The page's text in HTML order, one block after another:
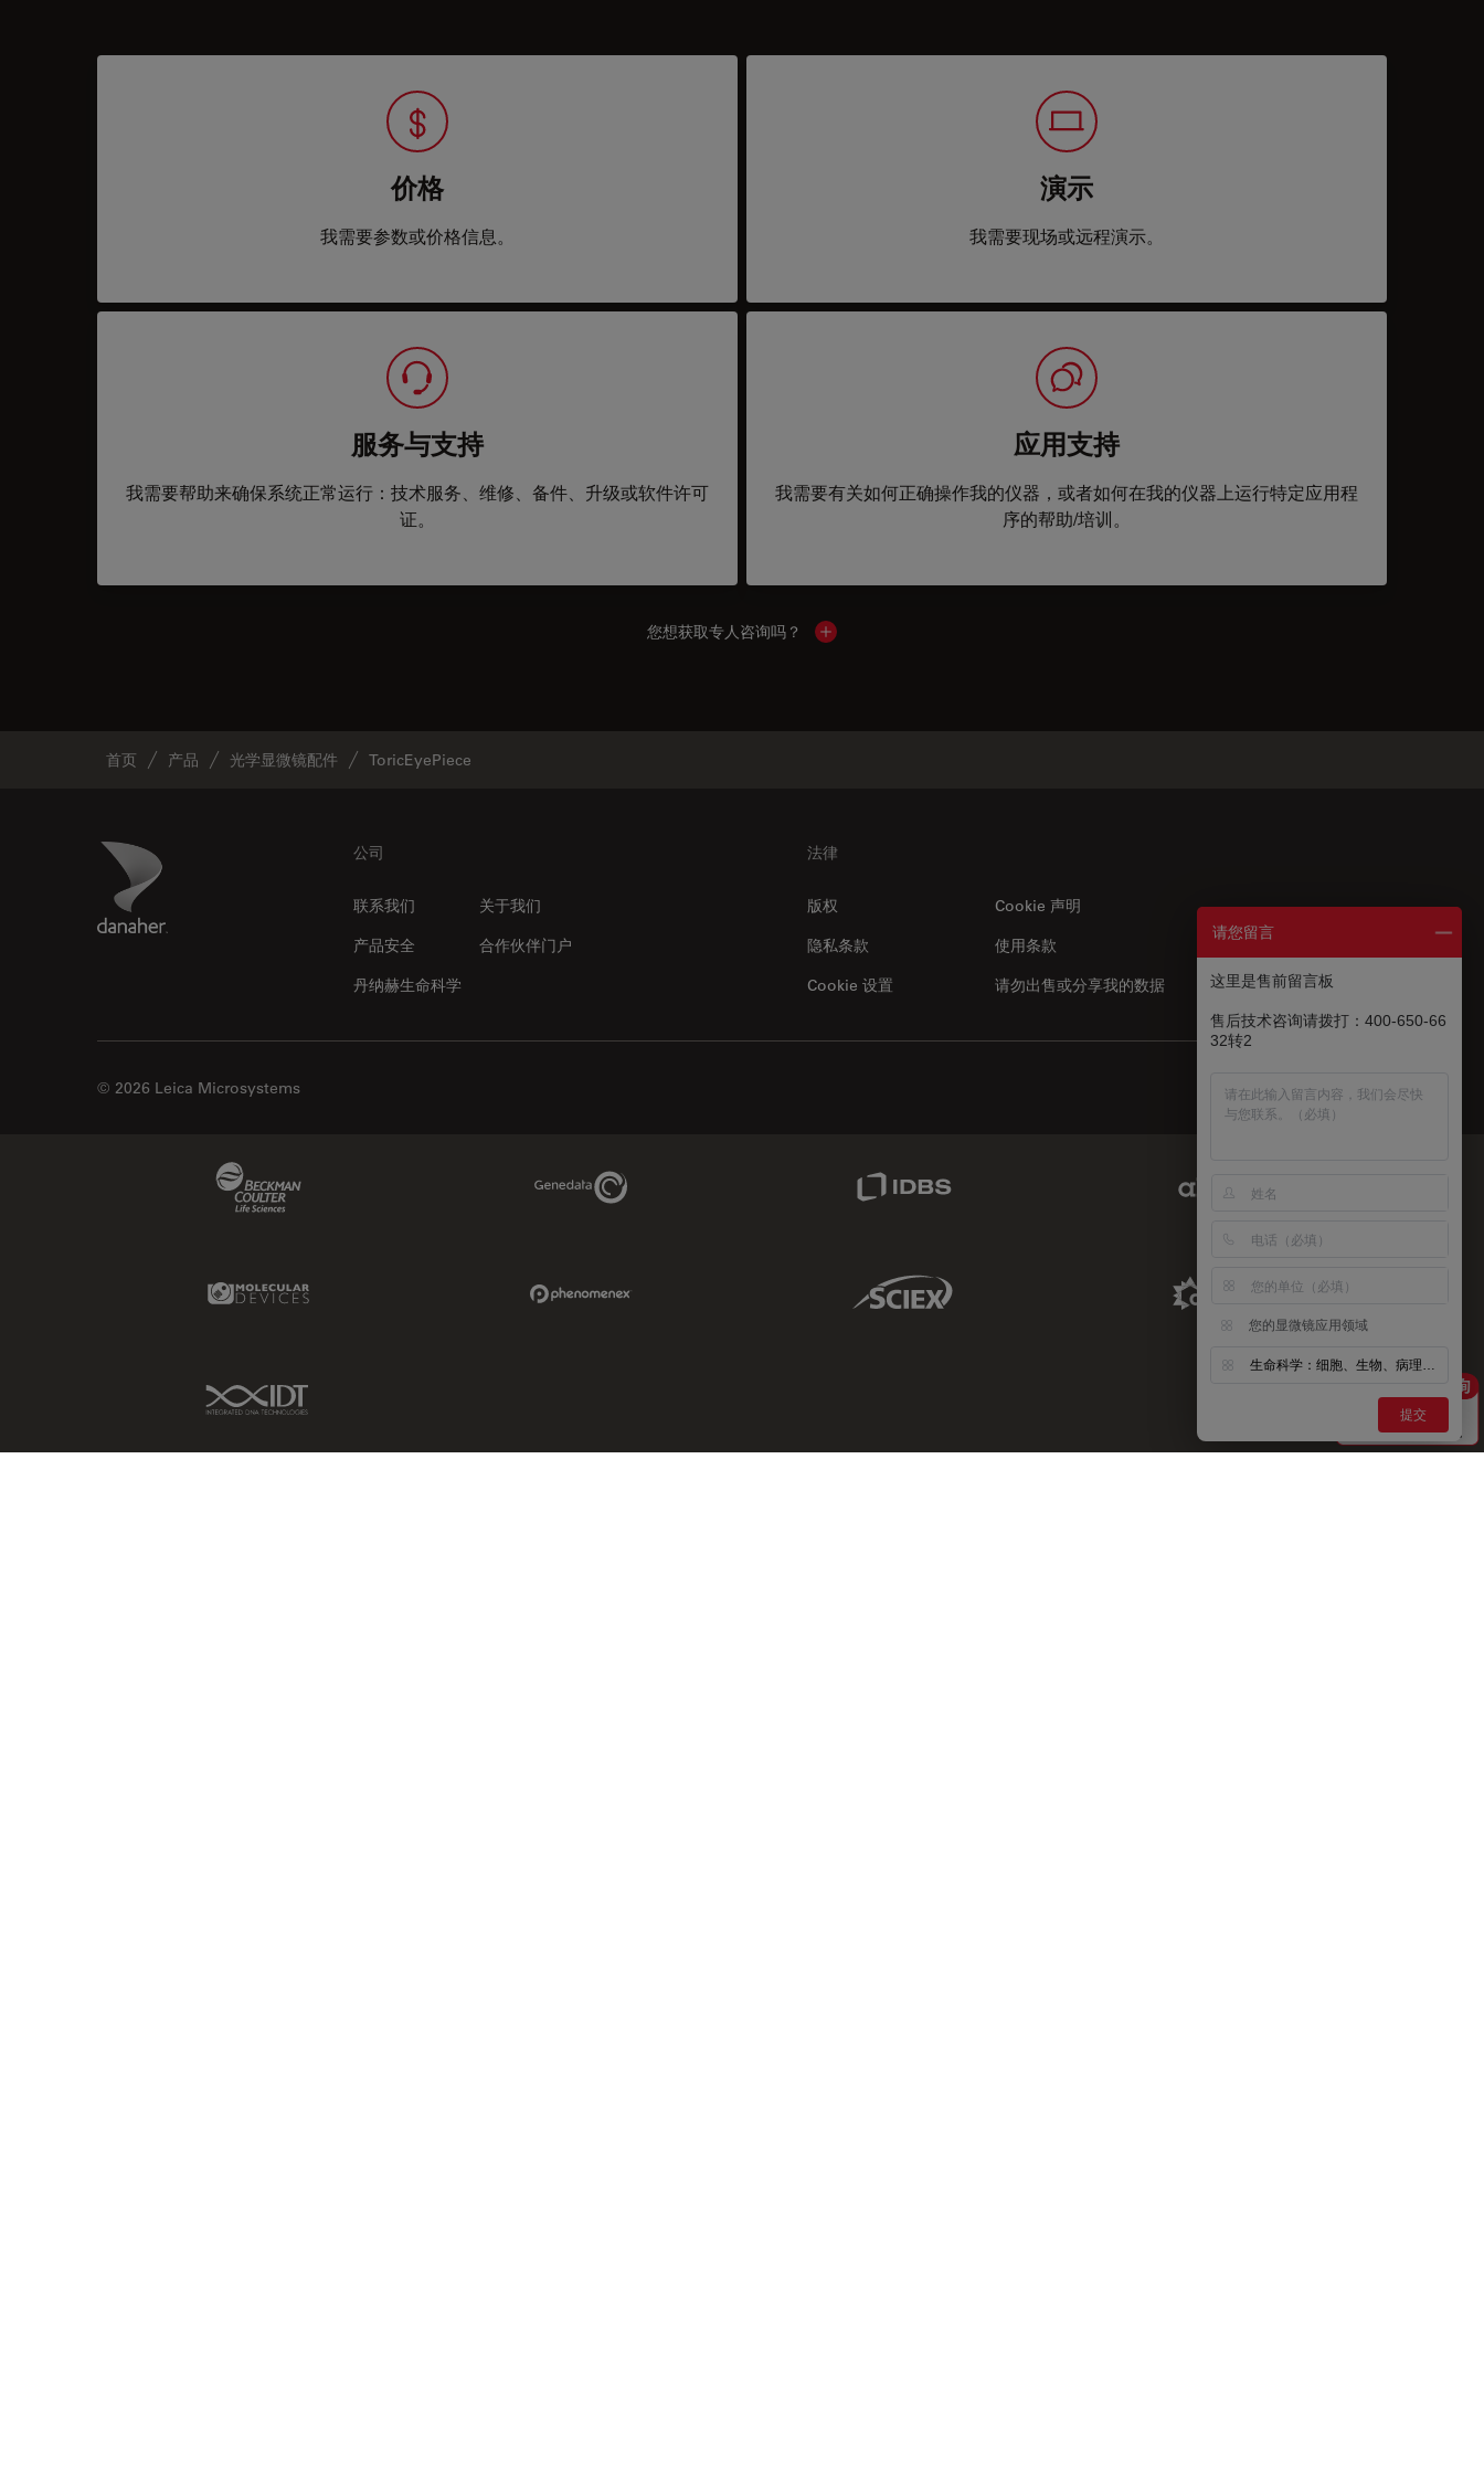
价格
我需要参数或价格信息。
演示
我需要现场或远程演示。
服务与支持
我需要帮助来确保系统正常运行：技术服务、维修、备件、升级或软件许可
证。
应用支持
我需要有关如何正确操作我的仪器，或者如何在我的仪器上运行特定应用程
序的帮助/培训。
您想获取专人咨询吗？ Show local contacts
首页 产品 光学显微镜配件 ToricEyePiece
Danaher Logo 公司
联系我们
关于我们
产品安全
合作伙伴门户
丹纳赫生命科学
法律
版权
Cookie 声明
隐私条款
请勿出售或分享我的数据
使用条款
Cookie 设置
US|zh
© 2026 Leica Microsystems
Genedata Link
Molecular Devices Link Sciex Link Aldevron Link
IDT Link
请您留言
这里是售前留言板
售后技术咨询请拨打：400-650-66
32转2
您的显微镜应用领域
生命科学：细胞、生物、病理、神经等
提交